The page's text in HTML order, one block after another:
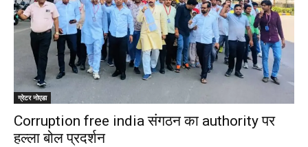
ग्रेटर नोएडा
Corruption free india संगठन का authority पर
हल्ला बोल प्रदर्शन